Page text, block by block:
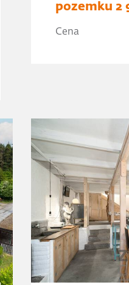
pozemku 2
Cena